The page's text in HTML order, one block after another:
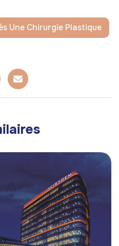
Une Chirurgie Plastique